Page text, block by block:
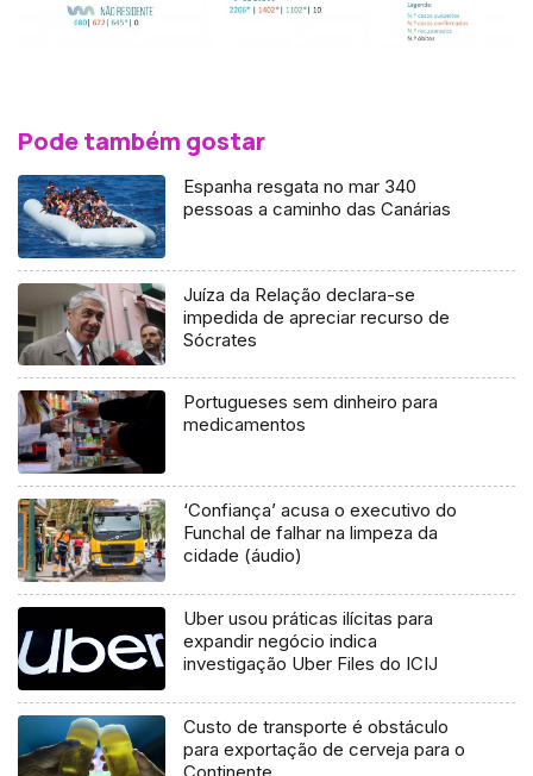
Pode também gostar
Espanha resgata no mar 340
pessoas a caminho das Canárias
Juíza da Relação declara-se
impedida de apreciar recurso de
Sócrates
Portugueses sem dinheiro para
medicamentos
‘Confiança’ acusa o executivo do
Funchal de falhar na limpeza da
cidade (áudio)
Uber usou práticas ilícitas para
expandir negócio indica
investigação Uber Files do ICIJ
Custo de transporte é obstáculo
para exportação de cerveja para o